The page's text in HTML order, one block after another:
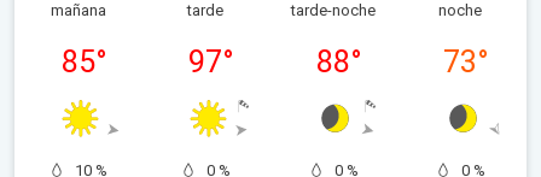
mañana
85°
10 %
tarde
97°
0 %
tarde-noche
88°
0 %
noche
73°
0 %